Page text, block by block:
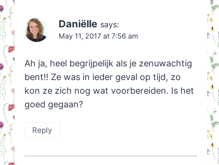
Daniëlle says:
May 11, 2017 at 7:56 am
Ah ja, heel begrijpelijk als je zenuwachtig
bent!! Ze was in ieder geval op tijd, zo
kon ze zich nog wat voorbereiden. Is het
goed gegaan?
Reply